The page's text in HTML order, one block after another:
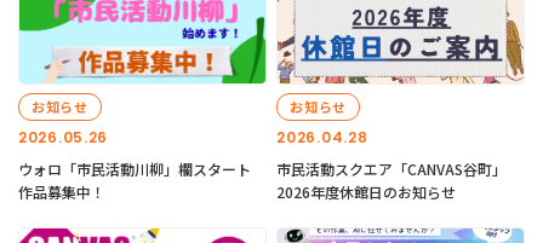
2026.05.26
お知らせ
ウォロ「市民活動川柳」欄スタート
作品募集中！
2026.04.28
お知らせ
市民活動スクエア「CANVAS谷町」
2026年度休館日のお知らせ